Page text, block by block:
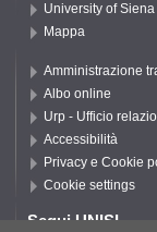
University of Siena
Mappa
Amministrazione
Albo online
Urp - Ufficio
Accessibilità
Privacy e Cookie
Cookie settings
Segui UNISI